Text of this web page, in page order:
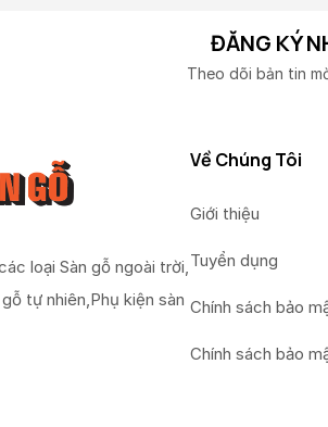
ĐĂNG KÝ
Theo dõi bản tin
loại Sàn gỗ ngoài trời,
tự nhiên,Phụ kiện sàn
Về Chúng Tôi
Giới thiệu
Tuyển dụng
Chính sách bảo
Chính sách bảo